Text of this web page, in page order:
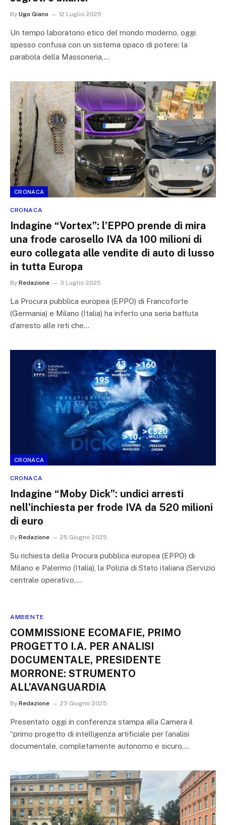
By Ugo Giano 12 Luglio 2025
Un tempo laboratorio etico del mondo moderno, oggi
spesso confusa con un sistema opaco di potere: la
parabola della Massoneria,…
CRONACA
CRONACA
Indagine “Vortex”: l’EPPO prende di mira
una frode carosello IVA da 100 milioni di
euro collegata alle vendite di auto di lusso
in tutta Europa
By Redazione 3 Luglio 2025
La Procura pubblica europea (EPPO) di Francoforte
(Germania) e Milano (Italia) ha inferto una seria battuta
d’arresto alle reti che…
CRONACA
CRONACA
Indagine “Moby Dick”: undici arresti
nell’inchiesta per frode IVA da 520 milioni
di euro
By Redazione 25 Giugno 2025
Su richiesta della Procura pubblica europea (EPPO) di
Milano e Palermo (Italia), la Polizia di Stato italiana (Servizio
centrale operativo,…
AMBIENTE
COMMISSIONE ECOMAFIE, PRIMO
PROGETTO I.A. PER ANALISI
DOCUMENTALE, PRESIDENTE
MORRONE: STRUMENTO
ALL’AVANGUARDIA
By Redazione 23 Giugno 2025
Presentato oggi in conferenza stampa alla Camera il
“primo progetto di intelligenza artificiale per l’analisi
documentale, completamente autonomo e sicuro,…